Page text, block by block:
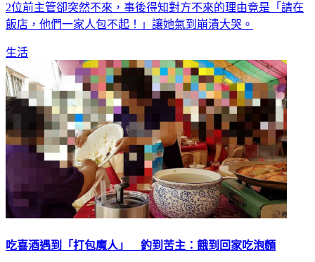
2位前主管卻突然不來，事後得知對方不來的理由竟是「請在
飯店，他們一家人包不起！」讓她氣到崩潰大哭。
生活
吃喜酒遇到「打包魔人」 釣到苦主：餓到回家吃泡麵